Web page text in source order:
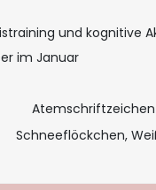
und kognitive
im Januar
Atemschriftzeichen
Schneeflöckchen,